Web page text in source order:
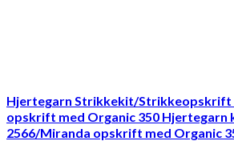
Hjertegarn Strikkekit/Strikkeopskrift
opskrift med Organic 350
2566/Miranda opskrift med Organic